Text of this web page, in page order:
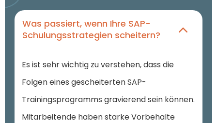
Was passiert, wenn Ihre SAP-
Schulungsstrategien scheitern?
Es ist sehr wichtig zu verstehen, dass die
Folgen eines gescheiterten SAP-
Trainingsprogramms gravierend sein können.
Mitarbeitende haben starke Vorbehalte